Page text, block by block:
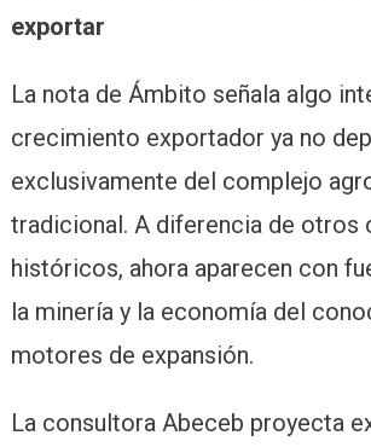
exportar
La nota de Ámbito señala algo
crecimiento exportador ya no
exclusivamente del complejo
tradicional. A diferencia de otros
históricos, ahora aparecen con
la minería y la economía del
motores de expansión.
La consultora Abeceb proyecta